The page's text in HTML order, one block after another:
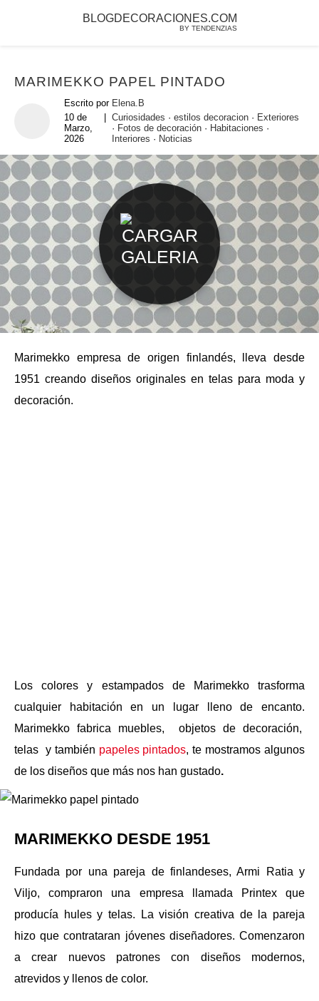
BLOGDECORACIONES.COM
BY TENDENZIAS
MARIMEKKO PAPEL PINTADO
Escrito por Elena.B
10 de
Marzo,
2026
Curiosidades ·estilos decoracion · Exteriores
· Fotos de decoración · Habitaciones ·
Interiores · Noticias
Marimekko empresa de origen finlandés, lleva desde
1951 creando diseños originales en telas para moda y
decoración.
Los colores y estampados de Marimekko trasforma
cualquier habitación en un lugar lleno de encanto.
Marimekko fabrica muebles, objetos de decoración,
telas y también papeles pintados, te mostramos algunos
de los diseños que más nos han gustado.
MARIMEKKO DESDE 1951
Fundada por una pareja de finlandeses, Armi Ratia y
Viljo, compraron una empresa llamada Printex que
producía hules y telas. La visión creativa de la pareja
hizo que contrataran jóvenes diseñadores. Comenzaron
a crear nuevos patrones con diseños modernos,
atrevidos y llenos de color.